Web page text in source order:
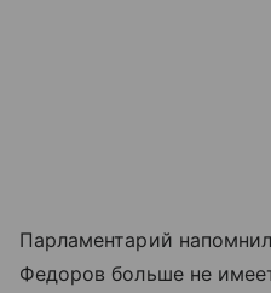
Парламентарий
Федоров больше не